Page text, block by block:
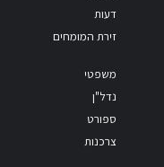
דעות
זירת המומחים
משפטי
נדל"ן
ספורט
צרכנות